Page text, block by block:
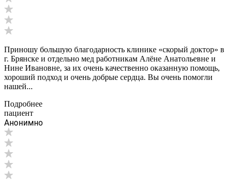
Приношу большую благодарность клинике «скорый доктор» в
г. Брянске и отдельно мед работникам Алёне Анатольевне и
Нине Ивановне, за их очень качественно оказанную помощь,
хороший подход и очень добрые сердца. Вы очень помогли
нашей...
Подробнее
пациент
Анонимно